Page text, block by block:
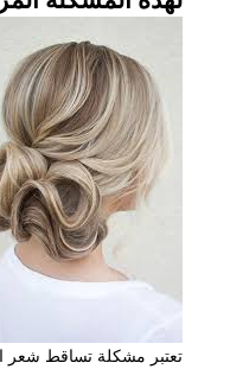
تعتبر مشكلة تساقط شعر